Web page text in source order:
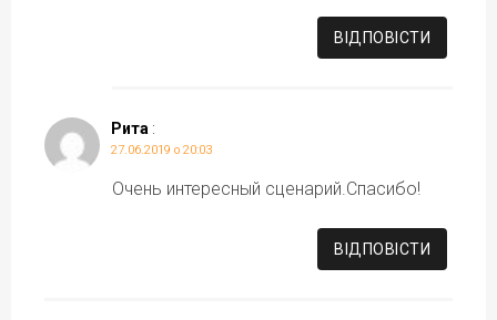
ВІДПОВІCТИ
Рита :
27.06.2019 о 20:03
Очень интересный сценарий.Спасибо!
ВІДПОВІCТИ